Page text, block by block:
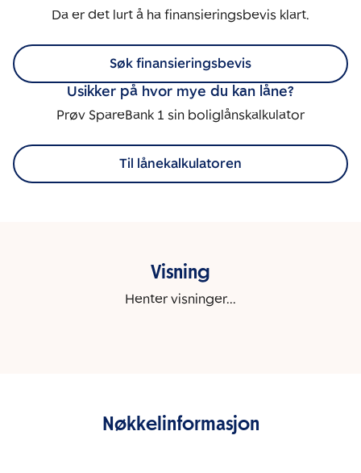
Da er det lurt å ha finansieringsbevis klart.
Søk finansieringsbevis
Usikker på hvor mye du kan låne?
Prøv SpareBank 1 sin boliglånskalkulator
Til lånekalkulatoren
Visning
Henter visninger...
Nøkkelinformasjon